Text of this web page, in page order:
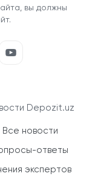
вы должны
Depozit.uz
Все новости
ответы
экспертов